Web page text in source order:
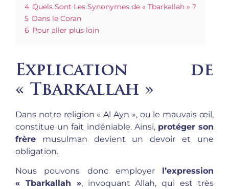
4 Quels Sont Les Synonymes de « Tbarkallah » ?
5 Dans le Coran
6 Pour aller plus loin
Explication de
« Tbarkallah »
Dans notre religion « Al Ayn », ou le mauvais œil,
constitue un fait indéniable. Ainsi, protéger son
frère musulman devient un devoir et une
obligation.
Nous pouvons donc employer
l’expression
« Tbarkallah », invoquant Allah, qui est très